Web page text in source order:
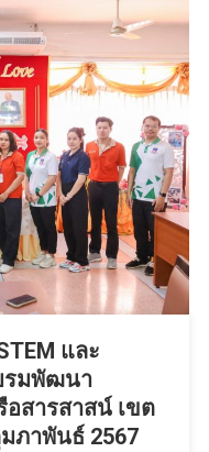
และ
รมพัฒนา
อสารสาสน์ เขต
ภาพันธ์ 2567